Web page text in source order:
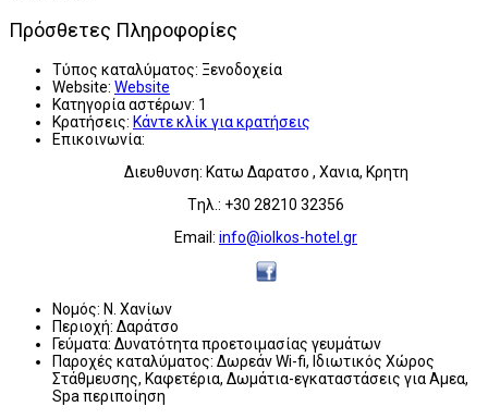
Πρόσθετες Πληροφορίες
Τύπος καταλύματος: Ξενοδοχεία
Website: Website
Κατηγορία αστέρων: 1
Κρατήσεις: Κάντε κλίκ για κρατήσεις
Επικοινωνία:
Διευθυνση: Κατω Δαρατσο , Χανια, Κρητη
Tηλ.: +30 28210 32356
Email: info@iolkos-hotel.gr
Νομός: Ν. Χανίων
Περιοχή: Δαράτσο
Γεύματα: Δυνατότητα προετοιμασίας γευμάτων
Παροχές καταλύματος: Δωρεάν Wi-fi, Ιδιωτικός Χώρος
Στάθμευσης, Καφετέρια, Δωμάτια-εγκαταστάσεις για Αμεα,
Spa περιποίηση